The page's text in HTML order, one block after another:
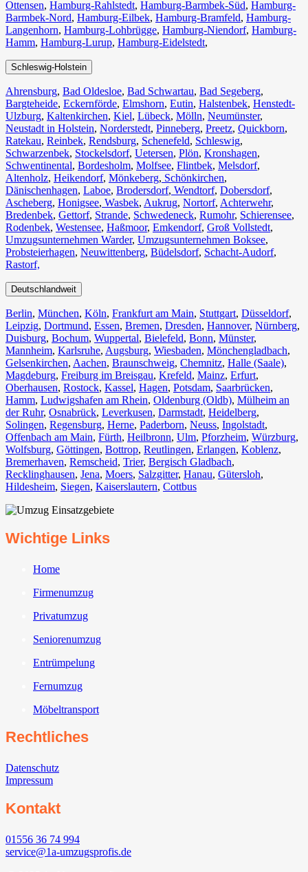
Ottensen, Hamburg-Rahlstedt, Hamburg-Barmbek-Süd, Hamburg-
Barmbek-Nord, Hamburg-Eilbek, Hamburg-Bramfeld, Hamburg-
Langenhorn, Hamburg-Lohbrügge, Hamburg-Niendorf, Hamburg-
Hamm, Hamburg-Lurup, Hamburg-Eidelstedt,
Schleswig-Holstein
Ahrensburg, Bad Oldesloe, Bad Schwartau, Bad Segeberg,
Bargteheide, Eckernförde, Elmshorn, Eutin, Halstenbek, Henstedt-
Ulzburg, Kaltenkirchen, Kiel, Lübeck, Mölln, Neumünster,
Neustadt in Holstein, Norderstedt, Pinneberg, Preetz, Quickborn,
Ratekau, Reinbek, Rendsburg, Schenefeld, Schleswig,
Schwarzenbek, Stockelsdorf, Uetersen, Plön, Kronshagen,
Schwentinental, Bordesholm, Molfsee, Flintbek, Melsdorf,
Altenholz, Heikendorf, Mönkeberg, Schönkirchen,
Dänischenhagen, Laboe, Brodersdorf, Wendtorf, Dobersdorf,
Ascheberg, Honigsee, Wasbek, Aukrug, Nortorf, Achterwehr,
Bredenbek, Gettorf, Strande, Schwedeneck, Rumohr, Schierensee,
Rodenbek, Westensee, Haßmoor, Emkendorf, Groß Vollstedt,
Umzugsunternehmen Warder, Umzugsunternehmen Boksee,
Probsteierhagen, Neuwittenberg, Büdelsdorf, Schacht-Audorf,
Rastorf,
Deutschlandweit
Berlin⁠, München, Köln⁠, Frankfurt am Main, Stuttgart, Düsseldorf,
Leipzig, Dortmund, Essen, Bremen, Dresden, Hannover, Nürnberg,
Duisburg⁠, Bochum, Wuppertal⁠, Bielefeld⁠, Bonn⁠, Münster⁠,
Mannheim, Karlsruhe, Augsburg, Wiesbaden⁠, Mönchengladbach⁠,
Gelsenkirchen⁠, Aachen⁠, Braunschweig, Chemnitz⁠, Halle (Saale)⁠,
Magdeburg, Freiburg im Breisgau⁠, Krefeld⁠, Mainz⁠, Erfurt,
Oberhausen⁠, Rostock⁠, Kassel⁠, Hagen, Potsdam, Saarbrücken⁠,
Hamm, Ludwigshafen am Rhein⁠, Oldenburg (Oldb), Mülheim an
der Ruhr, Osnabrück⁠, Leverkusen, Darmstadt⁠, Heidelberg,
Solingen, Regensburg, Herne⁠, Paderborn, Neuss, Ingolstadt,
Offenbach am Main, Fürth⁠, Heilbronn, Ulm⁠, Pforzheim, Würzburg,
Wolfsburg⁠, Göttingen, Bottrop, Reutlingen, Erlangen⁠, Koblenz,
Bremerhaven⁠, Remscheid, Trier⁠, Bergisch Gladbach,
Recklinghausen, Jena⁠, Moers⁠, Salzgitter⁠, Hanau, Gütersloh,
Hildesheim⁠, Siegen⁠, Kaiserslautern⁠, Cottbus⁠
Wichtige Links
Home
Firmenumzug
Privatumzug
Seniorenumzug
Entrümpelung
Fernumzug
Möbeltransport
Rechtliches
Datenschutz
Impressum
Kontakt
01556 36 74 994
service@1a-umzugsprofis.de